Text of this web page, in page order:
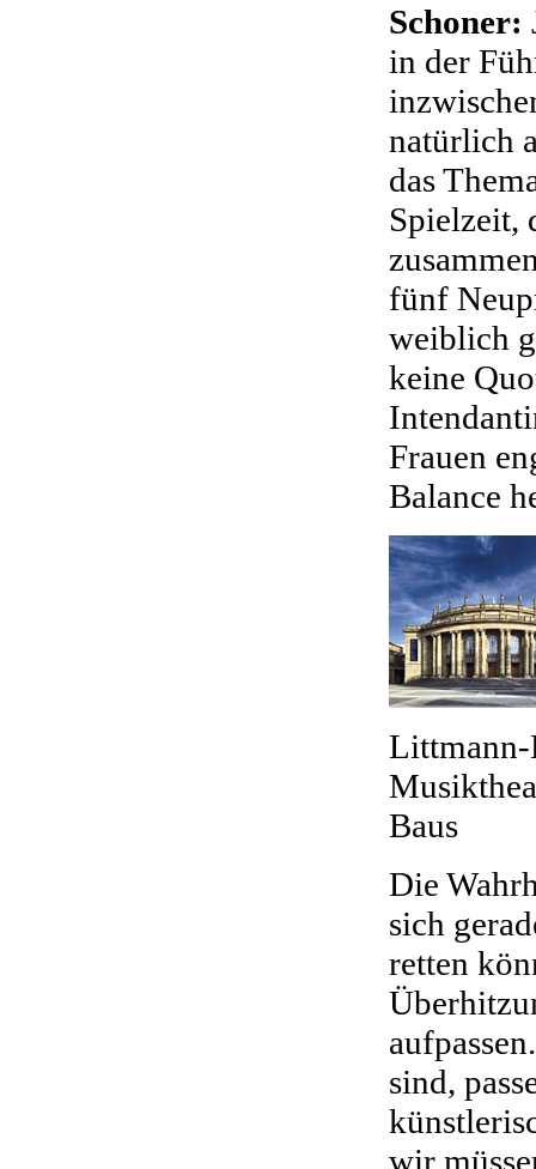
Schoner:
in der
natürlich
das
Spielzeit,
fünf
weiblich
keine
Frauen
Balance
Littmann-
Baus
Die
sich
retten
sind,
wir